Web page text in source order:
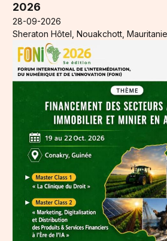
2026
28-09-2026
Sheraton Hôtel, Nouakchott, Mauritanie